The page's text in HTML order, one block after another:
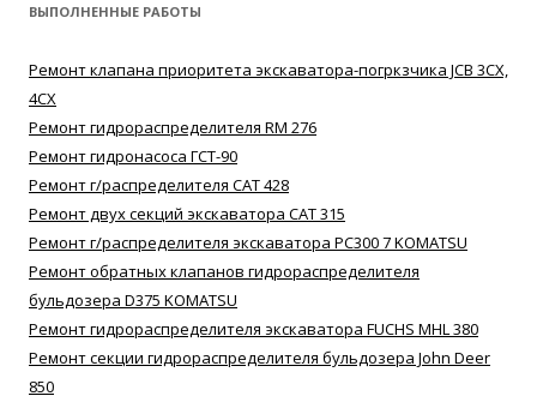
ВЫПОЛНЕННЫЕ РАБОТЫ
Ремонт клапана приоритета экскаватора-погркзчика JCB 3CX,
4CX
Ремонт гидрораспределителя RM 276
Ремонт гидронасоса ГСТ-90
Ремонт г/распределителя САТ 428
Ремонт двух секций экскаватора САТ 315
Ремонт г/распределителя экскаватора РС300 7 KOMATSU
Ремонт обратных клапанов гидрораспределителя
бульдозера D375 KOMATSU
Ремонт гидрораспределителя экскаватора FUCHS MHL 380
Ремонт секции гидрораспределителя бульдозера John Deer
850